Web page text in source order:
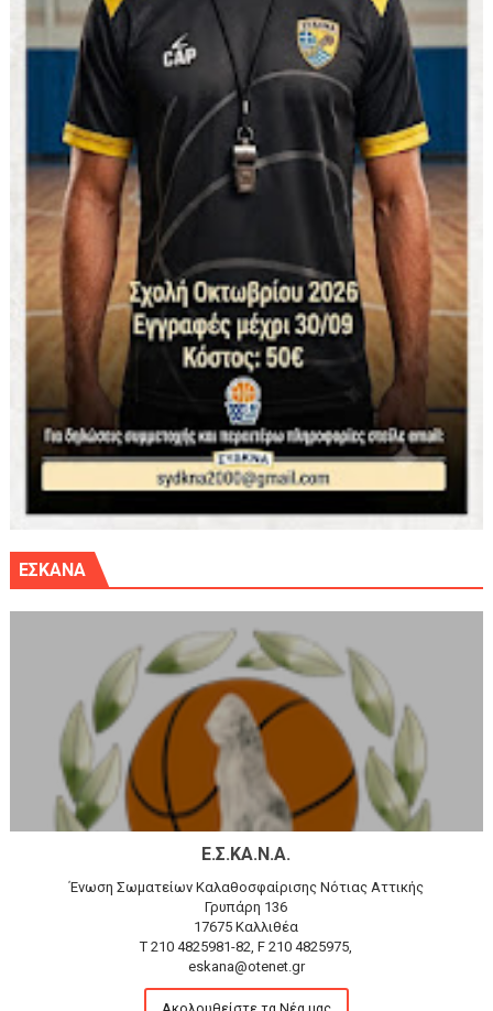
ΕΣΚΑΝΑ
Ε.Σ.ΚΑ.Ν.Α.
Ένωση Σωματείων Καλαθοσφαίρισης Νότιας Αττικής
Γρυπάρη 136
17675 Καλλιθέα
T 210 4825981-82, F 210 4825975,
eskana@otenet.gr